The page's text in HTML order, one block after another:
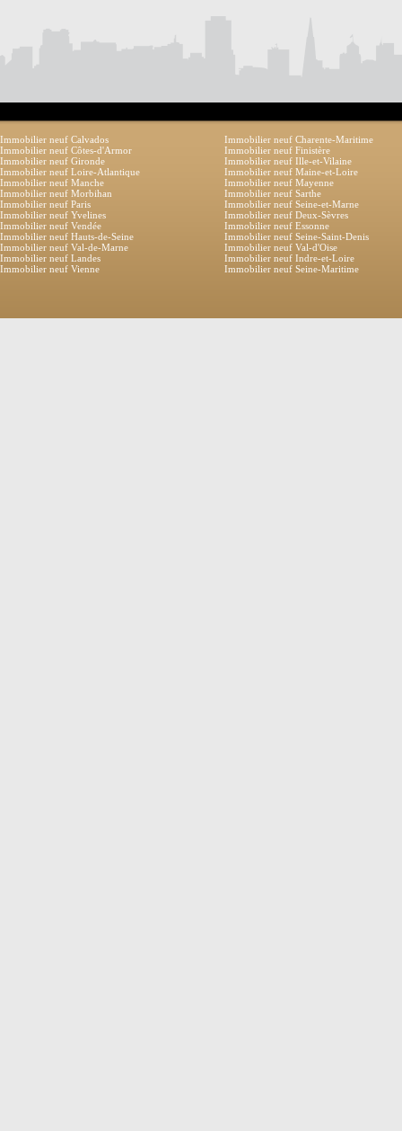
Immobilier neuf Calvados
Immobilier neuf Charente-Maritime
Immobilier neuf Côtes-d'Armor
Immobilier neuf Finistère
Immobilier neuf Gironde
Immobilier neuf Ille-et-Vilaine
Immobilier neuf Loire-Atlantique
Immobilier neuf Maine-et-Loire
Immobilier neuf Manche
Immobilier neuf Mayenne
Immobilier neuf Morbihan
Immobilier neuf Sarthe
Immobilier neuf Paris
Immobilier neuf Seine-et-Marne
Immobilier neuf Yvelines
Immobilier neuf Deux-Sèvres
Immobilier neuf Vendée
Immobilier neuf Essonne
Immobilier neuf Hauts-de-Seine
Immobilier neuf Seine-Saint-Denis
Immobilier neuf Val-de-Marne
Immobilier neuf Val-d'Oise
Immobilier neuf Landes
Immobilier neuf Indre-et-Loire
Immobilier neuf Vienne
Immobilier neuf Seine-Maritime